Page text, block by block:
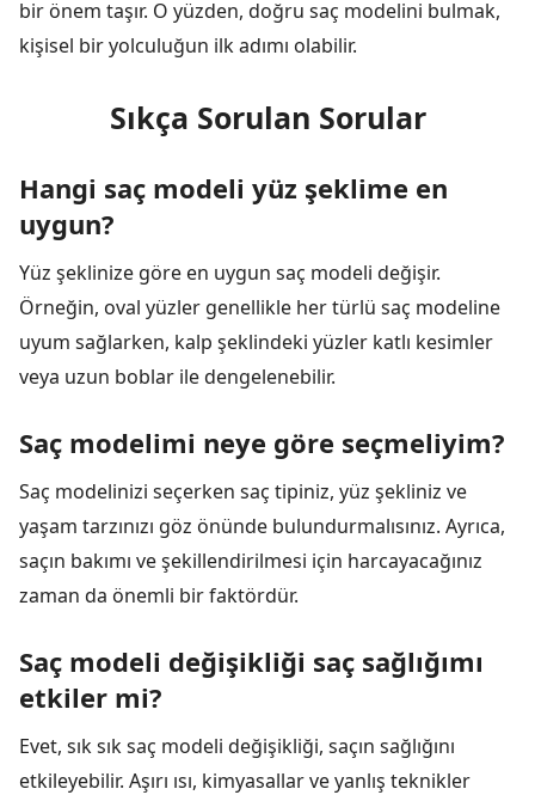
bir önem taşır. O yüzden, doğru saç modelini bulmak,
kişisel bir yolculuğun ilk adımı olabilir.
Sıkça Sorulan Sorular
Hangi saç modeli yüz şeklime en
uygun?
Yüz şeklinize göre en uygun saç modeli değişir.
Örneğin, oval yüzler genellikle her türlü saç modeline
uyum sağlarken, kalp şeklindeki yüzler katlı kesimler
veya uzun boblar ile dengelenebilir.
Saç modelimi neye göre seçmeliyim?
Saç modelinizi seçerken saç tipiniz, yüz şekliniz ve
yaşam tarzınızı göz önünde bulundurmalısınız. Ayrıca,
saçın bakımı ve şekillendirilmesi için harcayacağınız
zaman da önemli bir faktördür.
Saç modeli değişikliği saç sağlığımı
etkiler mi?
Evet, sık sık saç modeli değişikliği, saçın sağlığını
etkileyebilir. Aşırı ısı, kimyasallar ve yanlış teknikler